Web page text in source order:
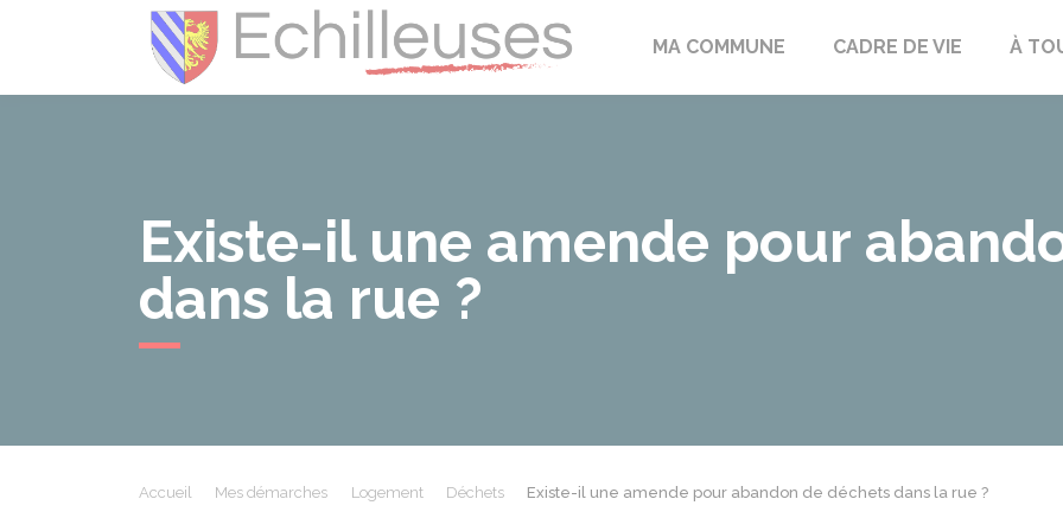
ÉchilleusesMA COMMUNE CADRE DE VIE À
Existe-il une amende pour
dans la rue ?
Accueil Mes démarches Logement Déchets Existe-il une amende pour abandon de déchets dans la rue ?